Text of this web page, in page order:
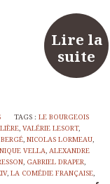
Lire la
suite
TAGS :LE BOURGEOIS
, VALÉRIE LESORT,
, NICOLAS LORMEAU,
VELLA, ALEXANDRE
, GABRIEL DRAPER,
, LA COMÉDIE FRANÇAISE,